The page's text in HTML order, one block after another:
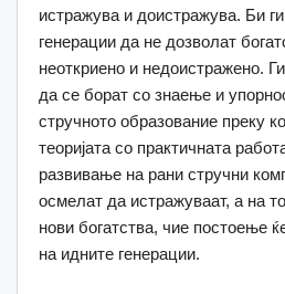
истражува и доистражува. Би
генерации да не дозволат
неоткриено и недоистражено.
да се борат со знаење и
стручното образование преку
теоријата со практичната
развивање на рани стручни
осмелат да истражуваат, а на
нови богатства, чие постоење
на идните генерации.